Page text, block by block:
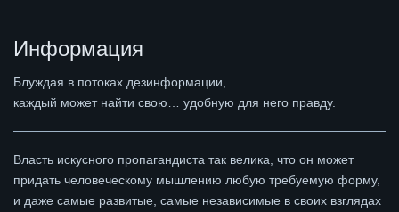
Информация
Блуждая в потоках дезинформации,
каждый может найти свою… удобную для него правду.
Власть искусного пропагандиста так велика, что он может
придать человеческому мышлению любую требуемую форму,
и даже самые развитые, самые независимые в своих взглядах